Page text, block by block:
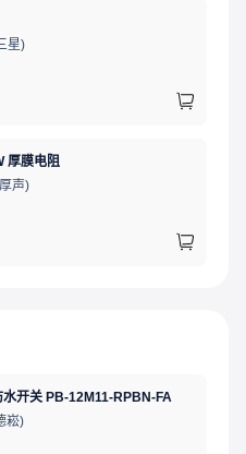
星)
厚膜电阻
声)
开关 PB-12M11-RPBN-FA
崧)